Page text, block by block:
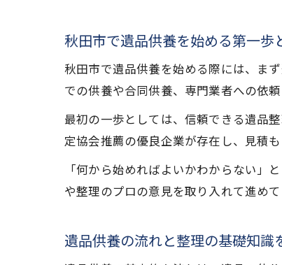
秋田市で遺品供養を始める第一歩
秋田市で遺品供養を始める際には、ま
での供養や合同供養、専門業者への依
最初の一歩としては、信頼できる遺品
定協会推薦の優良企業が存在し、見積
「何から始めればよいかわからない」
や整理のプロの意見を取り入れて進め
遺品供養の流れと整理の基礎知識